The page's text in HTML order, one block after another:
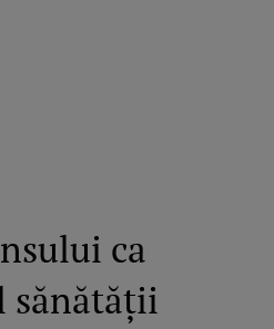
ca
sănătății